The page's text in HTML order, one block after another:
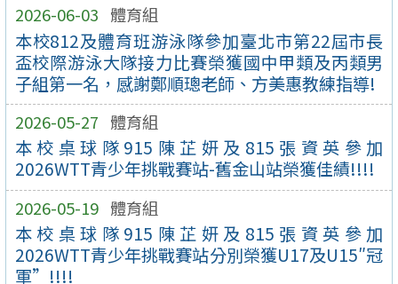
2026-06-03 體育組
本校812及體育班游泳隊參加臺北市第22屆市長
盃校際游泳大隊接力比賽榮獲國中甲類及丙類男
子組第一名，感謝鄭順璁老師、方美惠教練指導!
2026-05-27 體育組
本校桌球隊915陳芷妍及815張資英參加
2026WTT青少年挑戰賽站-舊金山站榮獲佳績!!!!
2026-05-19 體育組
本校桌球隊915陳芷妍及815張資英參加
2026WTT青少年挑戰賽站分別榮獲U17及U15″冠
軍”!!!!